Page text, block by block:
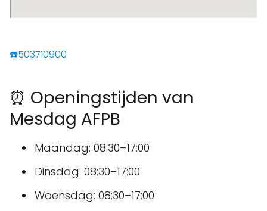
☎️503710900
⏰ Openingstijden van
Mesdag AFPB
Maandag: 08:30–17:00
Dinsdag: 08:30–17:00
Woensdag: 08:30–17:00